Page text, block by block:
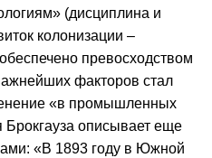
(дисциплина и
колонизации –
превосходством
факторов стал
«в промышленных
описывает еще
«В 1893 году в Южной